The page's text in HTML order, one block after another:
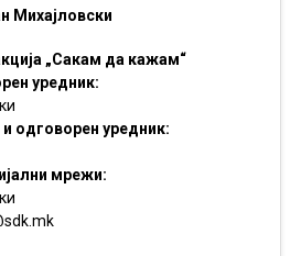
Михајловски
„Сакам да кажам“
уредник:
одговорен уредник:
мрежи: